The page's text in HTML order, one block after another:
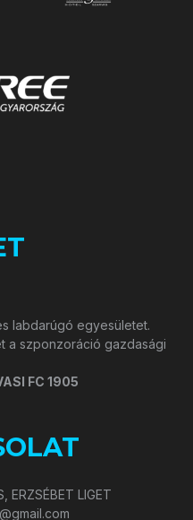
labdarúgó egyesületet.
a szponzoráció gazdasági
FC 1905
ERZSÉBET LIGET